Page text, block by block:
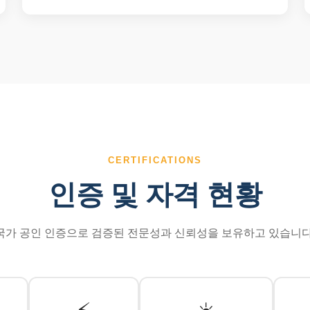
CERTIFICATIONS
인증 및 자격 현황
가 공인 인증으로 검증된 전문성과 신뢰성을 보유하고 있습니